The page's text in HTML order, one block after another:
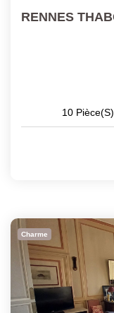
10 Pièce(s)
Charme